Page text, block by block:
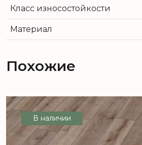
Класс износостойкости
Материал
Похожие
В наличии